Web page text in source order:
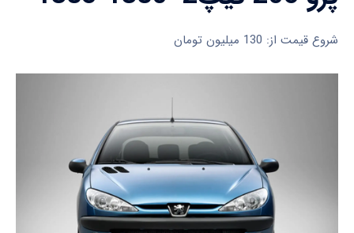
شروع قیمت از: 130 میلیون تومان